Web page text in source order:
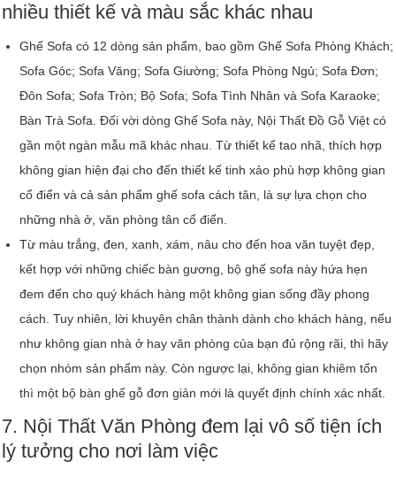
nhiều thiết kế và màu sắc khác nhau
Ghế Sofa có 12 dòng sản phẩm, bao gồm Ghế Sofa Phòng Khách;
Sofa Góc; Sofa Văng; Sofa Giường; Sofa Phòng Ngủ; Sofa Đơn;
Đôn Sofa; Sofa Tròn; Bộ Sofa; Sofa Tình Nhân và Sofa Karaoke;
Bàn Trà Sofa. Đối vời dòng Ghế Sofa này, Nội Thất Đồ Gỗ Việt có
gần một ngàn mẫu mã khác nhau. Từ thiết kế tao nhã, thích hợp
không gian hiện đại cho đến thiết kế tinh xảo phù hợp không gian
cổ điển và cả sản phẩm ghế sofa cách tân, là sự lựa chọn cho
những nhà ở, văn phòng tân cổ điển.
Từ màu trắng, đen, xanh, xám, nâu cho đến hoa văn tuyệt đẹp,
kết hợp với những chiếc bàn gương, bộ ghế sofa này hứa hẹn
đem đến cho quý khách hàng một không gian sống đầy phong
cách. Tuy nhiên, lời khuyên chân thành dành cho khách hàng, nếu
như không gian nhà ở hay văn phòng của bạn đủ rộng rãi, thì hãy
chọn nhóm sản phẩm này. Còn ngược lại, không gian khiêm tốn
thì một bộ bàn ghế gỗ đơn giản mới là quyết định chính xác nhất.
7. Nội Thất Văn Phòng đem lại vô số tiện ích
lý tưởng cho nơi làm việc